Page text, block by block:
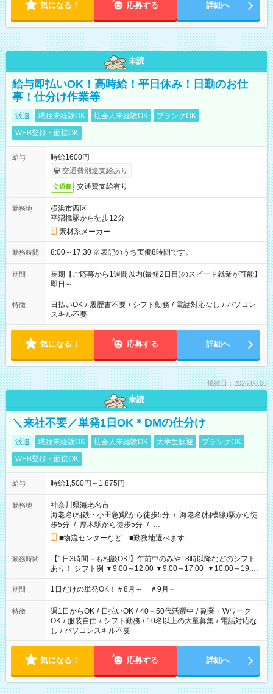
気になる！ 応募する 詳細へ
未読
給与即払いOK！高時給！平日休み！日勤のお仕
事！仕分け作業等
派遣 職種未経験OK 社会人未経験OK
ブランクOK
WEB登録・面接OK
給与
時給1600円
交通費別途支給あり
交通費 交通費支給有り
勤務地
横浜市西区
平沼橋駅から徒歩12分
素材系メーカー
勤務時間 8:00～17:30 ※表記のうち実働8時間です。
期間
長期【ご応募から1週間以内(最短2日目)のスピード就業が可能】
即日～
特徴 日払いOK / 履歴書不要 / シフト勤務 / 電話対応なし / パソコン
スキル不要
気になる！ 応募する 詳細へ
掲載日：2026.08.06
未読
＼来社不要／単発1日OK＊DMの仕分け
派遣 職種未経験OK 社会人未経験OK 大学生歓迎
ブランクOK
WEB登録・面接OK
給与 時給1,500円～1,875円
勤務地
神奈川県海老名市
海老名(相鉄・小田急)駅から徒歩5分 / 海老名(相模線)駅から徒
歩5分 / 厚木駅から徒歩5分 / …
■物流センターなど ■勤務地選べます
勤務時間
【1日3時間～も相談OK!】午前中のみや18時以降などのシフト
あり！ シフト例 ▼9:00～12:00 ▼9:00～17:00 ▼10:00～19:00
▼18:00～21:00
期間 1日だけの単発OK！＃8月～ ＃9月～
特徴 週1日からOK / 日払いOK / 40～50代活躍中 / 副業・Wワーク
OK / 服装自由 / シフト勤務 / 10名以上の大量募集 / 電話対応な
し / パソコンスキル不要
気になる！ 応募する 詳細へ